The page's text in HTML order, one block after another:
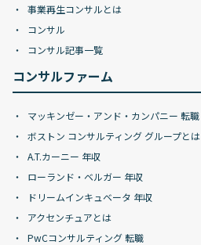
事業再生コンサルとは
コンサル
コンサル記事一覧
コンサルファーム
マッキンゼー・アンド・カンパニー 転職
ボストン コンサルティング グループとは
A.T.カーニー 年収
ローランド・ベルガー 年収
ドリームインキュベータ 年収
アクセンチュアとは
PwCコンサルティング 転職